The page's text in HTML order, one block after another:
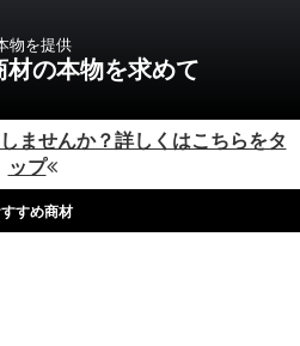
物を提供
の本物を求めて
ませんか？詳しくはこちらをタ
ップ
すめ商材